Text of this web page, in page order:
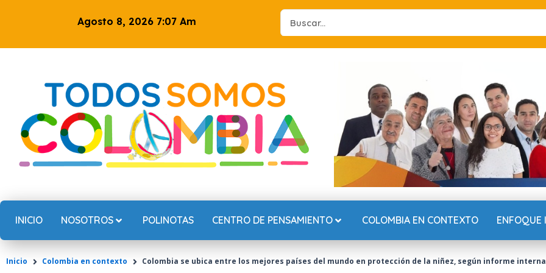
Agosto 8, 2026 7:07 Am
Search
...
INICIO NOSOTROS POLINOTAS CENTRO DE PENSAMIENTO COLOMBIA EN CONTEXTO ENFOQUE
Inicio Colombia en contexto Colombia se ubica entre los mejores países del mundo en protección de la niñez, según informe